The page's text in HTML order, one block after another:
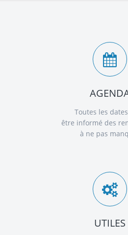
Toutes les
être informé des
à ne pas
UTILES